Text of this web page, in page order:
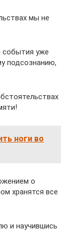
мы не
события уже
подсознанию,
ноги во
о
хранятся все
и научившись